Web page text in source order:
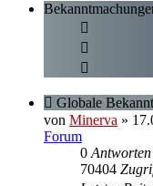
Globale
von Minerva »
Forum
0 Antworten
70404